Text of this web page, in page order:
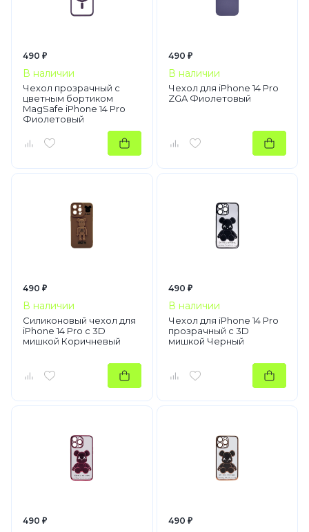
490 ₽
В наличии
Чехол прозрачный с
цветным бортиком
MagSafe iPhone 14 Pro
Фиолетовый
490 ₽
В наличии
Чехол для iPhone 14 Pro
ZGA Фиолетовый
490 ₽
В наличии
Силиконовый чехол для
iPhone 14 Pro с 3D
мишкой Коричневый
490 ₽
В наличии
Чехол для iPhone 14 Pro
прозрачный с 3D
мишкой Черный
490 ₽ 490 ₽